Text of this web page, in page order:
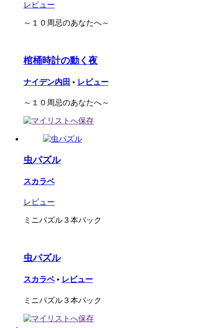
レビュー
～１０周忌のあなたへ～
棺桶時計の動く夜
ナイデン内田 • レビュー
～１０周忌のあなたへ～
虫パズル
スカラベ
レビュー
ミニパズル３本パック
虫パズル
スカラベ • レビュー
ミニパズル３本パック